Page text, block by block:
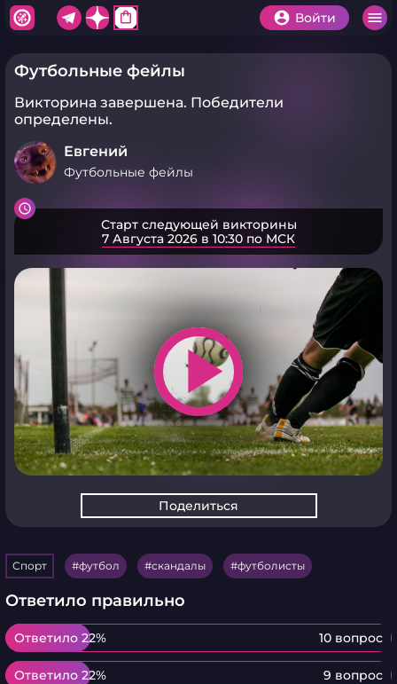
shopping_bag Войти
Футбольные фейлы
Викторина завершена. Победители
определены.
Евгений
Футбольные фейлы
Старт следующей викторины
7 Августа 2026 в 10:30 по МСК
play_arrow
Поделиться
Спорт футбол скандалы футболисты
Ответило правильно
Ответило 22% 10 вопрос
Ответило 22%
Ответило 22% 9 вопрос
Ответило 22%